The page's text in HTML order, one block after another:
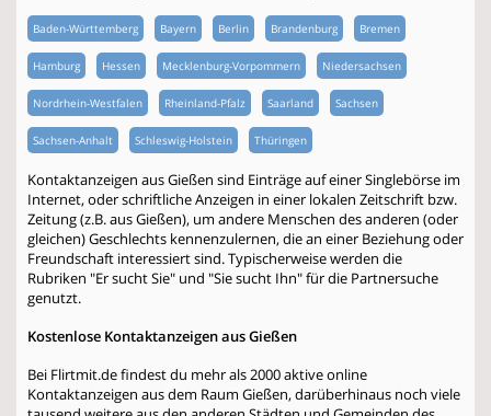
Baden-Württemberg Bayern Berlin Brandenburg Bremen
Hamburg Hessen Mecklenburg-Vorpommern Niedersachsen
Nordrhein-Westfalen Rheinland-Pfalz Saarland Sachsen
Sachsen-Anhalt Schleswig-Holstein Thüringen
Kontaktanzeigen aus Gießen sind Einträge auf einer Singlebörse im
Internet, oder schriftliche Anzeigen in einer lokalen Zeitschrift bzw.
Zeitung (z.B. aus Gießen), um andere Menschen des anderen (oder
gleichen) Geschlechts kennenzulernen, die an einer Beziehung oder
Freundschaft interessiert sind. Typischerweise werden die
Rubriken "Er sucht Sie" und "Sie sucht Ihn" für die Partnersuche
genutzt.
Kostenlose Kontaktanzeigen aus Gießen
Bei Flirtmit.de findest du mehr als 2000 aktive online
Kontaktanzeigen aus dem Raum Gießen, darüberhinaus noch viele